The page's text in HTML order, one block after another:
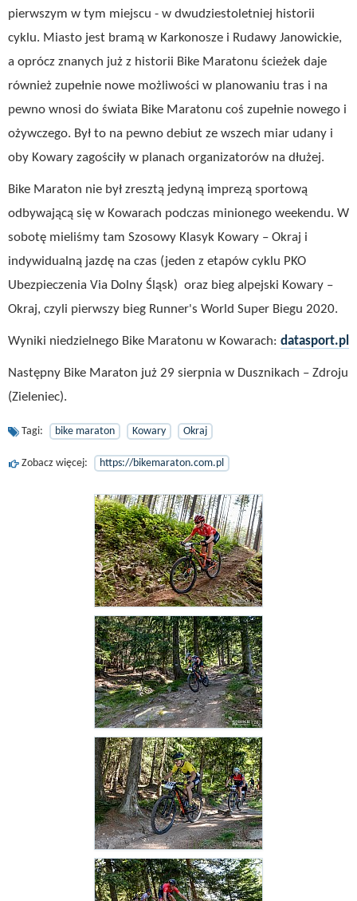
pierwszym w tym miejscu - w dwudziestoletniej historii
cyklu. Miasto jest bramą w Karkonosze i Rudawy Janowickie,
a oprócz znanych już z historii Bike Maratonu ścieżek daje
również zupełnie nowe możliwości w planowaniu tras i na
pewno wnosi do świata Bike Maratonu coś zupełnie nowego i
ożywczego. Był to na pewno debiut ze wszech miar udany i
oby Kowary zagościły w planach organizatorów na dłużej.
Bike Maraton nie był zresztą jedyną imprezą sportową
odbywającą się w Kowarach podczas minionego weekendu. W
sobotę mieliśmy tam Szosowy Klasyk Kowary – Okraj i
indywidualną jazdę na czas (jeden z etapów cyklu PKO
Ubezpieczenia Via Dolny Śląsk) oraz bieg alpejski Kowary –
Okraj, czyli pierwszy bieg Runner's World Super Biegu 2020.
Wyniki niedzielnego Bike Maratonu w Kowarach: datasport.pl
Następny Bike Maraton już 29 sierpnia w Dusznikach – Zdroju
(Zieleniec).
Tagi: bike maraton Kowary Okraj
Zobacz więcej: https://bikemaraton.com.pl